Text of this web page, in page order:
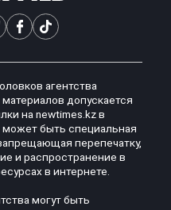
агентства
допускается
на newtimes.kz в
быть специальная
перепечатку,
и распространение в
в интернете.
могут быть